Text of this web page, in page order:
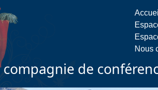
Accueil
Nous
de